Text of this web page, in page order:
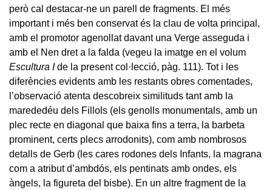
però cal destacar-ne un parell de fragments. El més
important i més ben conservat és la clau de volta principal,
amb el promotor agenollat davant una Verge asseguda i
amb el Nen dret a la falda (vegeu la imatge en el volum
Escultura Ide la present col·lecció, pàg. 111). Tot i les
diferències evidents amb les restants obres comentades,
l’observació atenta descobreix similituds tant amb la
marededéu dels Fillols (els genolls monumentals, amb un
plec recte en diagonal que baixa fins a terra, la barbeta
prominent, certs plecs arrodonits), com amb nombrosos
detalls de Gerb (les cares rodones dels Infants, la magrana
com a atribut d’ambdós, els pentinats amb ondes, els
àngels, la figureta del bisbe). En un altre fragment de la